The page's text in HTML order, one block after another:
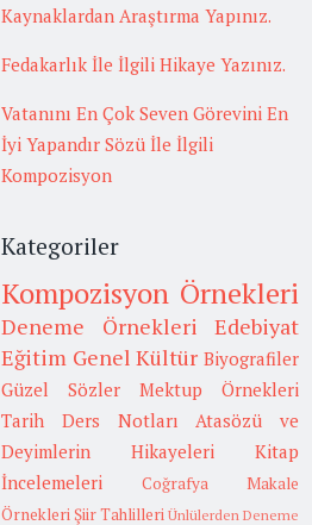
Kaynaklardan Araştırma Yapınız.
Fedakarlık İle İlgili Hikaye Yazınız.
Vatanını En Çok Seven Görevini En
İyi Yapandır Sözü İle İlgili
Kompozisyon
Kategoriler
Kompozisyon Örnekleri
Deneme Örnekleri
Edebiyat
Eğitim Genel Kültür Biyografiler
Güzel Sözler
Mektup Örnekleri
Tarih
Ders Notları
Atasözü ve
Deyimlerin Hikayeleri
Kitap
İncelemeleri
Coğrafya
Makale
Örnekleri Şiir Tahlilleri Ünlülerden Deneme